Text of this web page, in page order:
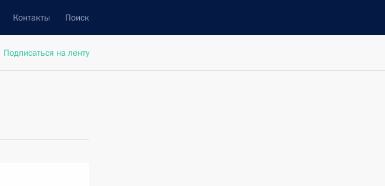
Контакты Поиск
Подписаться на ленту